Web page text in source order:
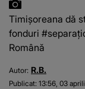
Timișoreana dă
fonduri
Română
Autor: R.B.
Publicat: 13:56, 03